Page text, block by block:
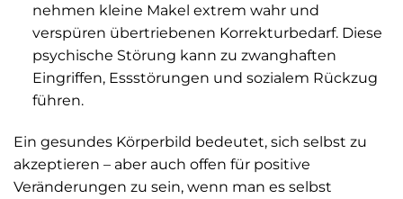
nehmen kleine Makel extrem wahr und
verspüren übertriebenen Korrekturbedarf. Diese
psychische Störung kann zu zwanghaften
Eingriffen, Essstörungen und sozialem Rückzug
führen.
Ein gesundes Körperbild bedeutet, sich selbst zu
akzeptieren – aber auch offen für positive
Veränderungen zu sein, wenn man es selbst